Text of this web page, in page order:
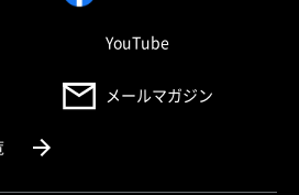
ンドウで開く）YouTube（別ウィンドウで
で開く） メールマガジン
（別ウィンドウで開く）